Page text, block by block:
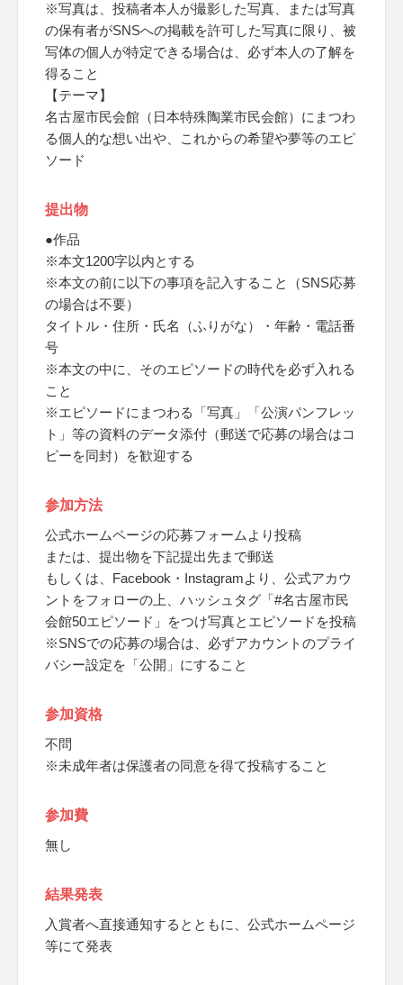
※写真は、投稿者本人が撮影した写真、または写真
の保有者がSNSへの掲載を許可した写真に限り、被
写体の個人が特定できる場合は、必ず本人の了解を
得ること
【テーマ】
名古屋市民会館（日本特殊陶業市民会館）にまつわ
る個人的な想い出や、これからの希望や夢等のエピ
ソード
提出物
●作品
※本文1200字以内とする
※本文の前に以下の事項を記入すること（SNS応募
の場合は不要）
タイトル・住所・氏名（ふりがな）・年齢・電話番
号
※本文の中に、そのエピソードの時代を必ず入れる
こと
※エピソードにまつわる「写真」「公演パンフレッ
ト」等の資料のデータ添付（郵送で応募の場合はコ
ピーを同封）を歓迎する
参加方法
公式ホームページの応募フォームより投稿
または、提出物を下記提出先まで郵送
もしくは、Facebook・Instagramより、公式アカウ
ントをフォローの上、ハッシュタグ「#名古屋市民
会館50エピソード」をつけ写真とエピソードを投稿
※SNSでの応募の場合は、必ずアカウントのプライ
バシー設定を「公開」にすること
参加資格
不問
※未成年者は保護者の同意を得て投稿すること
参加費
無し
結果発表
入賞者へ直接通知するとともに、公式ホームページ
等にて発表